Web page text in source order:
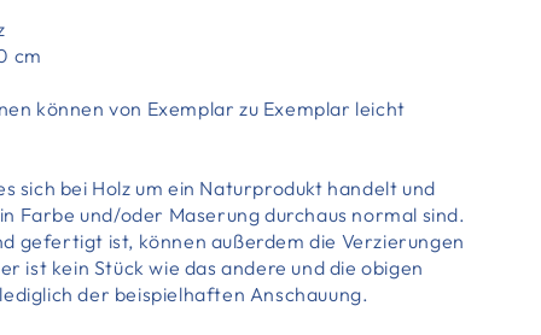
cm
können von Exemplar zu Exemplar leicht
sich bei Holz um ein Naturprodukt handelt und
Farbe und/oder Maserung durchaus normal sind.
gefertigt ist, können außerdem die Verzierungen
ist kein Stück wie das andere und die obigen
der beispielhaften Anschauung.